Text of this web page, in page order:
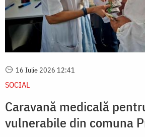
16 Iulie 2026 12:41
SOCIAL
Caravană medicală
vulnerabile din comuna